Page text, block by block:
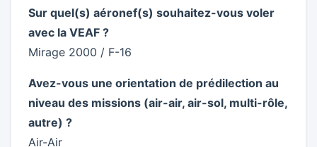
Sur quel(s) aéronef(s) souhaitez-vous voler
avec la VEAF ?
Mirage 2000 / F-16
Avez-vous une orientation de prédilection au
niveau des missions (air-air, air-sol, multi-rôle,
autre) ?
Air-Air